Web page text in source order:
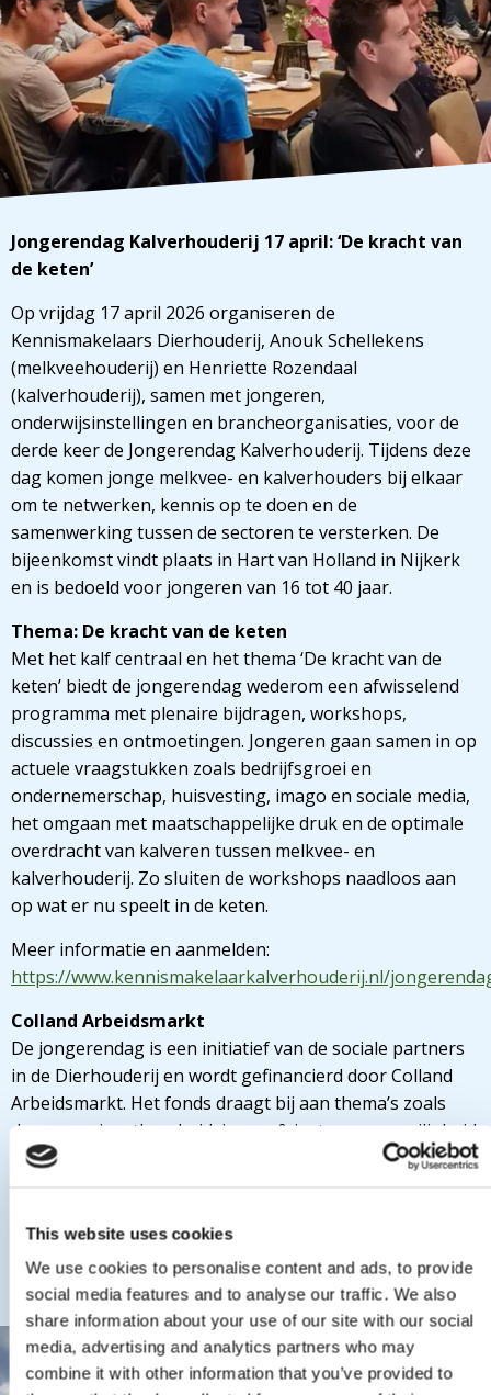
This website uses cookies
We use cookies to personalise content and ads, to provide
social media features and to analyse our traffic. We also
share information about your use of our site with our social
media, advertising and analytics partners who may
combine it with other information that you’ve provided to
Jongerendag Kalverhouderij 17 april: ‘De kracht van
de keten’
Op vrijdag 17 april 2026 organiseren de
Kennismakelaars Dierhouderij, Anouk Schellekens
(melkveehouderij) en Henriette Rozendaal
(kalverhouderij), samen met jongeren,
onderwijsinstellingen en brancheorganisaties, voor de
derde keer de Jongerendag Kalverhouderij. Tijdens deze
dag komen jonge melkvee- en kalverhouders bij elkaar
om te netwerken, kennis op te doen en de
samenwerking tussen de sectoren te versterken. De
bijeenkomst vindt plaats in Hart van Holland in Nijkerk
en is bedoeld voor jongeren van 16 tot 40 jaar.
Thema: De kracht van de keten
Met het kalf centraal en het thema ‘De kracht van de
keten’ biedt de jongerendag wederom een afwisselend
programma met plenaire bijdragen, workshops,
discussies en ontmoetingen. Jongeren gaan samen in op
actuele vraagstukken zoals bedrijfsgroei en
ondernemerschap, huisvesting, imago en sociale media,
het omgaan met maatschappelijke druk en de optimale
overdracht van kalveren tussen melkvee- en
kalverhouderij. Zo sluiten de workshops naadloos aan
op wat er nu speelt in de keten.
Meer informatie en aanmelden:
https://www.kennismakelaarkalverhouderij.nl/
Colland Arbeidsmarkt
De jongerendag is een initiatief van de sociale partners
in de Dierhouderij en wordt gefinancierd door Colland
Arbeidsmarkt. Het fonds draagt bij aan thema’s zoals
duurzame inzetbaarheid, imago & instroom en veiligheid
& gezondheid. Vanuit Colland Arbeidsmarkt wordt een
toekomstbestendig arbeidsmarkt in de agrarische en
groene sectoren.
Foto: Kennismakelaars Dierhouderij